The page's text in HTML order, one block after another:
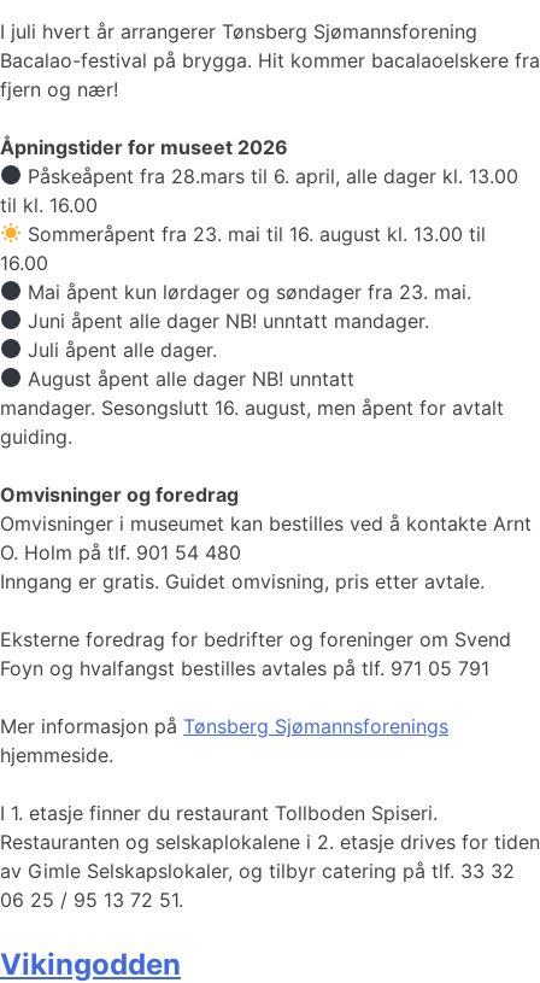
I juli hvert år arrangerer Tønsberg Sjømannsforening
Bacalao-festival på brygga. Hit kommer bacalaoelskere fra
fjern og nær!
Åpningstider for museet 2026
Påskeåpent fra 28.mars til 6. april, alle dager kl. 13.00
til kl. 16.00
Sommeråpent fra 23. mai til 16. august kl. 13.00 til
16.00
Mai åpent kun lørdager og søndager fra 23. mai.
Juni åpent alle dager NB! unntatt mandager.
Juli åpent alle dager.
August åpent alle dager NB! unntatt
mandager. Sesongslutt 16. august, men åpent for avtalt
guiding.
Omvisninger og foredrag
Omvisninger i museumet kan bestilles ved å kontakte Arnt
O. Holm på tlf. 901 54 480
Inngang er gratis. Guidet omvisning, pris etter avtale.
Eksterne foredrag for bedrifter og foreninger om Svend
Foyn og hvalfangst bestilles avtales på tlf. 971 05 791
Mer informasjon på Tønsberg Sjømannsforenings
hjemmeside.
I 1. etasje finner du restaurant Tollboden Spiseri.
Restauranten og selskaplokalene i 2. etasje drives for tiden
av Gimle Selskapslokaler, og tilbyr catering på tlf. 33 32
06 25 / 95 13 72 51.
Vikingodden